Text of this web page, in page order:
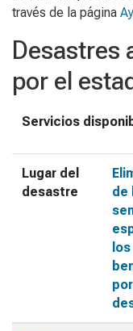
través de la página
Desastres
por el
Servicios
Lugar del
desastre
de
los
por